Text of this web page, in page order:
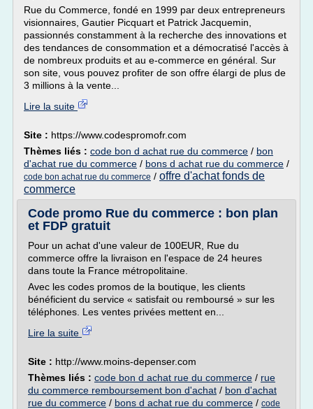
Rue du Commerce, fondé en 1999 par deux entrepreneurs
visionnaires, Gautier Picquart et Patrick Jacquemin,
passionnés constamment à la recherche des innovations et
des tendances de consommation et a démocratisé l'accès à
de nombreux produits et au e-commerce en général. Sur
son site, vous pouvez profiter de son offre élargi de plus de
3 millions à la vente...
Lire la suite
Site : https://www.codespromofr.com
Thèmes liés : code bon d achat rue du commerce / bon
d'achat rue du commerce / bons d achat rue du commerce /
code bon achat rue du commerce / offre d'achat fonds de
commerce
Code promo Rue du commerce : bon plan
et FDP gratuit
Pour un achat d'une valeur de 100EUR, Rue du
commerce offre la livraison en l'espace de 24 heures
dans toute la France métropolitaine.
Avec les codes promos de la boutique, les clients
bénéficient du service « satisfait ou remboursé » sur les
téléphones. Les ventes privées mettent en...
Lire la suite
Site : http://www.moins-depenser.com
Thèmes liés : code bon d achat rue du commerce / rue
du commerce remboursement bon d'achat / bon d'achat
rue du commerce / bons d achat rue du commerce / code